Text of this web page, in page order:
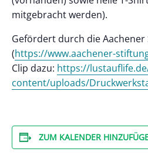
mitgebracht werden).
Gefördert durch die Aachener
(https://www.aachener-
Clip dazu: https://
content/uploads/
ZUM KALENDER